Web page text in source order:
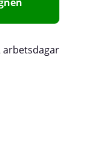
arbetsdagar